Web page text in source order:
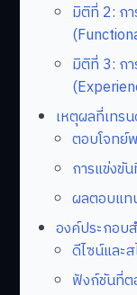
มิติที่ 2: ก
มิติที่ 3: ก
เหตุผลที่เทร
ตอบโจทย์
การแข่งขั
ผลตอบแท
องค์ประกอบ
ดีไซน์และ
ฟังก์ชันที่